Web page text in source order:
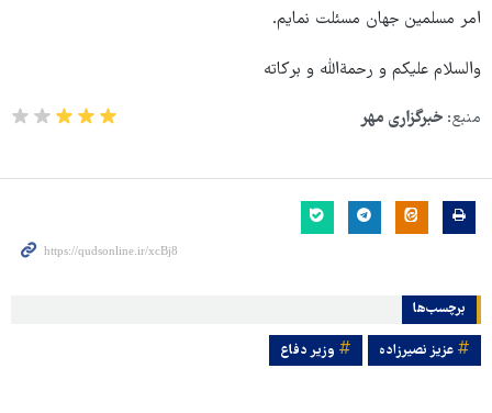
امر مسلمین جهان مسئلت نمایم.
والسلام علیکم و رحمةالله و برکاته
منبع: خبرگزاری مهر
برچسب‌ها
عزیز نصیرزاده وزیر دفاع